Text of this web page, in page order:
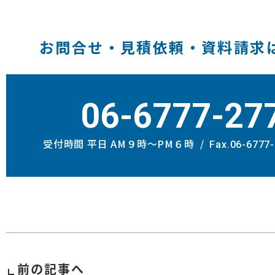
お問合せ・見積依頼・資料請求
06-6777-
受付時間 平日 AM９時〜PM６時 Fax.06-
前の記事へ